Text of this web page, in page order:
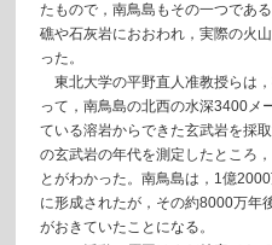
たもので，南鳥島もその一つであ
礁や石灰岩におおわれ，実際の火
った。
東北大学の平野直人准教授らは
って，南鳥島の北西の水深3400メ
ている溶岩からできた玄武岩を採
の玄武岩の年代を測定したところ
とがわかった。南鳥島は，1億
に形成されたが，その約8000万年
がおきていたことになる。